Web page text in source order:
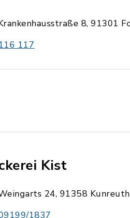
8, 91301
117
Kist
24, 91358 Kunreuth
1837